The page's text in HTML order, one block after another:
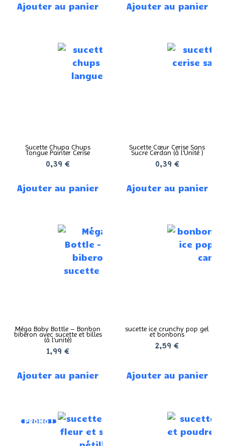
Ajouter au panier Ajouter au panier
Sucette Chupa Chups
Tongue Painter Cerise
0,39€
Ajouter au panier
Sucette Cœur Cerise Sans
Sucre Cerdan (à l’Unité )
0,39 €
Ajouter au panier
Méga Baby Bottle – Bonbon
biberon avec sucette et billes
(à l’unité)
1,99 €
Ajouter au panier
sucette ice crunchy pop gel
et bonbons
2,59€
Ajouter au panier
PROMO !